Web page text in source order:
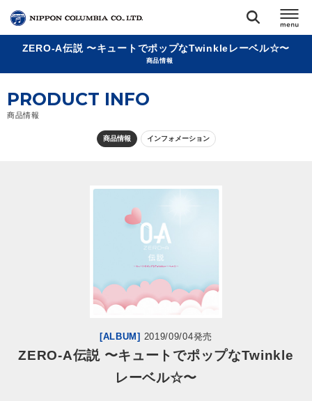
閉じる
TOP
リリース
ZERO-A伝説 〜キュートでポップなTwinkleレーベル☆〜
商品情報
PRODUCT INFO
商品情報
商品情報 インフォメーション
[ALBUM] 2019/09/04発売
ZERO-A伝説 〜キュートでポップなTwinkle
レーベル☆〜